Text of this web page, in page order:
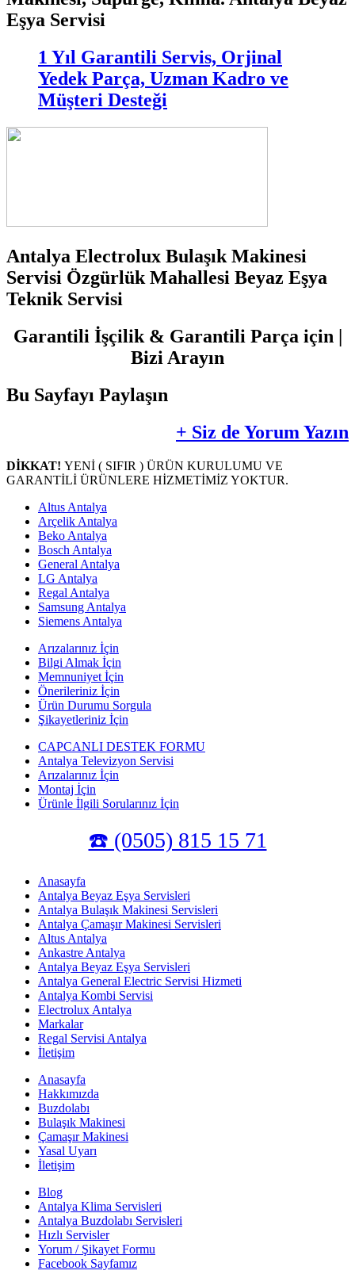
Eşya Servisi
1 Yıl Garantili Servis, Orjinal
Yedek Parça, Uzman Kadro ve
Müşteri Desteği
Antalya Electrolux Bulaşık Makinesi
Servisi Özgürlük Mahallesi Beyaz Eşya
Teknik Servisi
Garantili İşçilik & Garantili Parça için |
Bizi Arayın
Bu Sayfayı Paylaşın
+ Siz de Yorum Yazın
DİKKAT! YENİ ( SIFIR ) ÜRÜN KURULUMU VE
GARANTİLİ ÜRÜNLERE HİZMETİMİZ YOKTUR.
Altus Antalya
Arçelik Antalya
Beko Antalya
Bosch Antalya
General Antalya
LG Antalya
Regal Antalya
Samsung Antalya
Siemens Antalya
Arızalarınız İçin
Bilgi Almak İçin
Memnuniyet İçin
Önerileriniz İçin
Ürün Durumu Sorgula
Şikayetleriniz İçin
CAPCANLI DESTEK FORMU
Antalya Televizyon Servisi
Arızalarınız İçin
Montaj İçin
Ürünle İlgili Sorularınız İçin
☎️ (0505) 815 15 71
Anasayfa
Antalya Beyaz Eşya Servisleri
Antalya Bulaşık Makinesi Servisleri
Antalya Çamaşır Makinesi Servisleri
Altus Antalya
Ankastre Antalya
Antalya Beyaz Eşya Servisleri
Antalya General Electric Servisi Hizmeti
Antalya Kombi Servisi
Electrolux Antalya
Markalar
Regal Servisi Antalya
İletişim
Anasayfa
Hakkımızda
Buzdolabı
Bulaşık Makinesi
Çamaşır Makinesi
Yasal Uyarı
İletişim
Blog
Antalya Klima Servisleri
Antalya Buzdolabı Servisleri
Hızlı Servisler
Yorum / Şikayet Formu
Facebook Sayfamız